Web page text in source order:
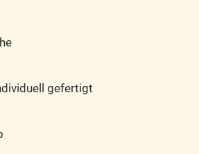
gefertigt